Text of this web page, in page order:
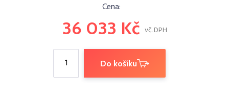
Cena:
36 033 Kč vč. DPH
Do košíku